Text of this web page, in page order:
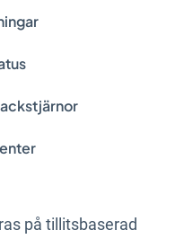
resurser.
på tillitsbaserad